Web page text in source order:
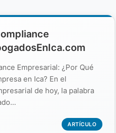
Empresarial: ¿Por Qué
en Ica? En el
de hoy, la palabra
ARTÍCULO